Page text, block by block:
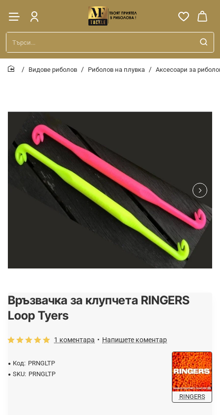
Търси...
Видове риболов Риболов на плувка Аксесоари за
Връзвачка за клупчета RINGERS
Loop Tyers
Код: PRNGLTP
SKU: PRNGLTP
RINGERS
1 коментара • Напишете коментар